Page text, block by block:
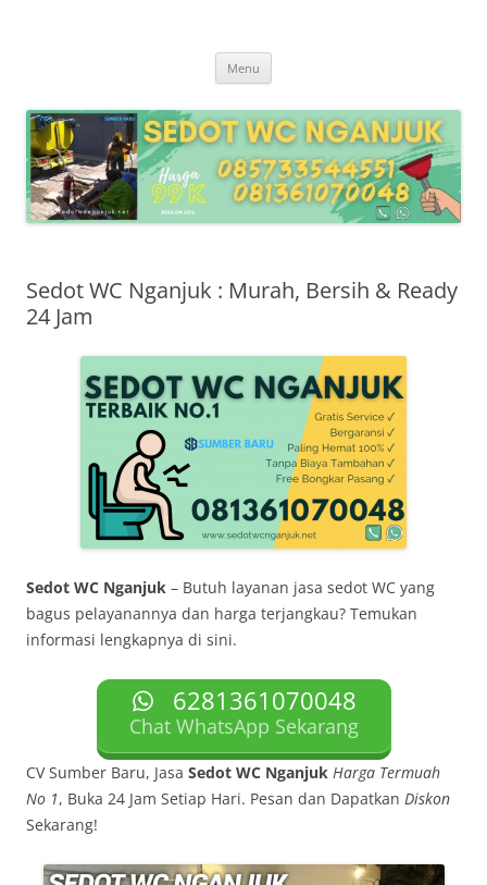
Menu
Sedot WC Nganjuk : Murah, Bersih & Ready
24 Jam
Sedot WC Nganjuk – Butuh layanan jasa sedot WC yang
bagus pelayanannya dan harga terjangkau? Temukan
informasi lengkapnya di sini.
6281361070048
Chat WhatsApp Sekarang
CV Sumber Baru, Jasa Sedot WC Nganjuk Harga Termuah
No 1, Buka 24 Jam Setiap Hari. Pesan dan Dapatkan Diskon
Sekarang!